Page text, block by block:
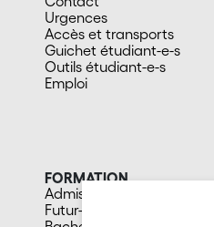
Urgences
Accès et transports
Guichet étudiant-e-s
Outils étudiant-e-s
Emploi
FORMATION
Admission
Futur-e étudiant-e